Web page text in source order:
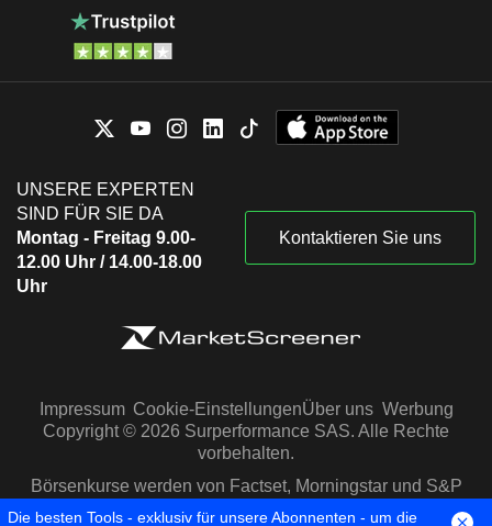
UNSERE EXPERTEN
SIND FÜR SIE DA
Montag - Freitag 9.00-
12.00 Uhr / 14.00-18.00
Uhr
Kontaktieren Sie uns
Impressum Cookie-EinstellungenÜber uns Werbung
Copyright © 2026 Surperformance SAS. Alle Rechte
vorbehalten.
Börsenkurse werden von Factset, Morningstar und S&P
Capital IQ zur Verfügung gestellt
Die besten Tools - exklusiv für unsere Abonnenten - um die